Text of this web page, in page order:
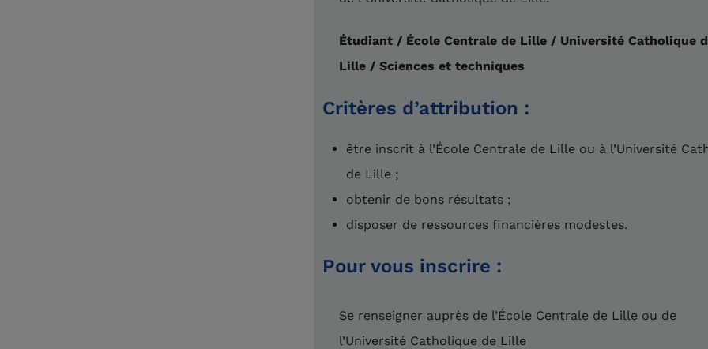
Étudiant / École Centrale de Lille / Université Catholique
Lille / Sciences et techniques
Critères d’attribution :
être inscrit à l’École Centrale de Lille ou à l’Université
de Lille ;
obtenir de bons résultats ;
disposer de ressources financières modestes.
Pour vous inscrire :
Se renseigner auprès de l’École Centrale de Lille ou de
l’Université Catholique de Lille